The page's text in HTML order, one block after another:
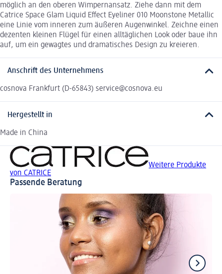
möglich an den oberen Wimpernansatz. Ziehe dann mit dem
Catrice Space Glam Liquid Effect Eyeliner 010 Moonstone Metallic
eine Linie vom inneren zum äußeren Augenwinkel. Zeichne einen
dezenten kleinen Flügel für einen alltäglichen Look oder baue ihn
auf, um ein gewagtes und dramatisches Design zu kreieren.
Anschrift des Unternehmens
cosnova Frankfurt (D-65843) service@cosnova.eu
Hergestellt in
Made in China
Weitere Produkte
von CATRICE
Passende Beratung